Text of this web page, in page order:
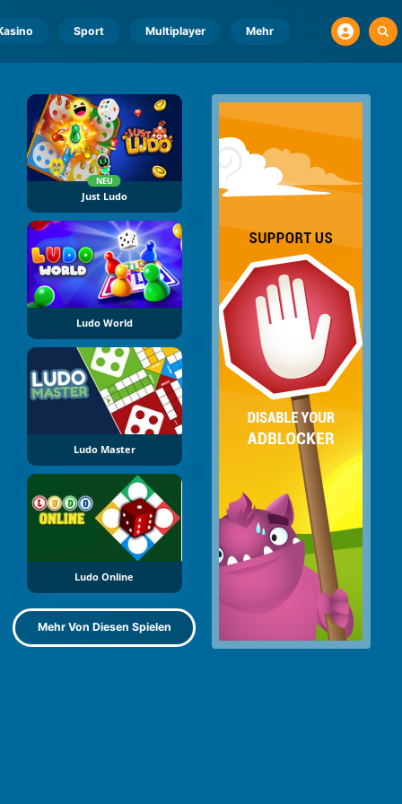
Sport Multiplayer Mehr
NEU
Just Ludo
Ludo World
Ludo Master
Ludo Online
Mehr Von Diesen Spielen